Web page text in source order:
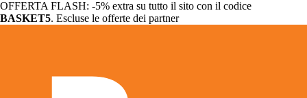
OFFERTA FLASH: -5% extra su tutto il sito con il codice
BASKET5. Escluse le offerte dei partner